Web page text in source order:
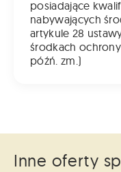
posiadające
nabywających
artykule 28
środkach ochrony
późń. zm.)
Inne oferty